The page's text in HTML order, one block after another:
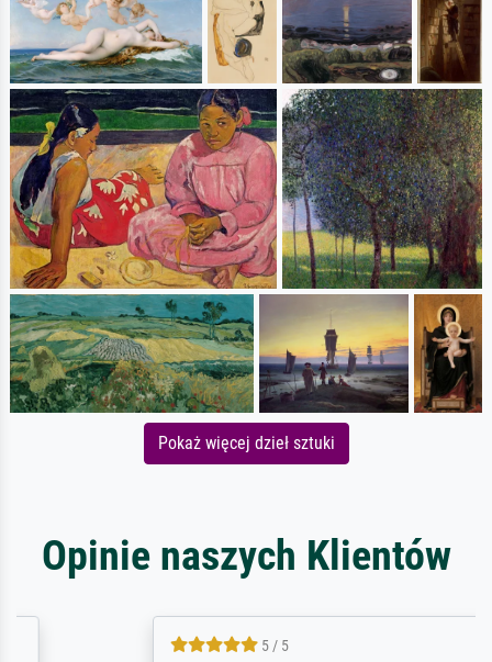
Pokaż więcej dzieł sztuki
Opinie naszych Klientów
5 / 5